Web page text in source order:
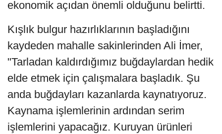
ekonomik açıdan önemli olduğunu belirtti.
Kışlık bulgur hazırlıklarının başladığını
kaydeden mahalle sakinlerinden Ali İmer,
"Tarladan kaldırdığımız buğdaylardan hedik
elde etmek için çalışmalara başladık. Şu
anda buğdayları kazanlarda kaynatıyoruz.
Kaynama işlemlerinin ardından serim
işlemlerini yapacağız. Kuruyan ürünleri